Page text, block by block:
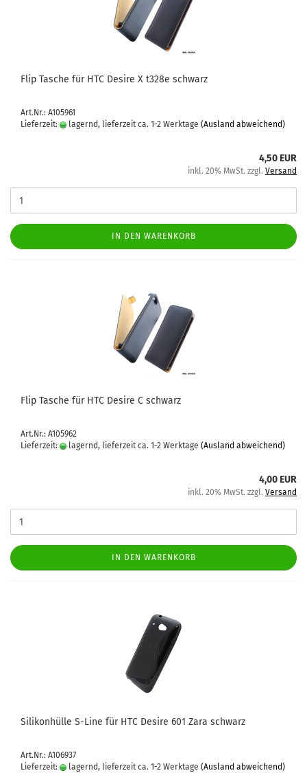
Flip Ta­sche für HTC De­si­re X t328e schwarz
Art.Nr.: A105961
Lieferzeit:
lagernd, lieferzeit ca. 1-2 Werktage (Ausland abweichend)
4,50 EUR
inkl. 20% MwSt. zzgl. Versand
IN DEN WARENKORB
Flip Ta­sche für HTC De­si­re C schwarz
Art.Nr.: A105962
Lieferzeit:
lagernd, lieferzeit ca. 1-2 Werktage (Ausland abweichend)
4,00 EUR
inkl. 20% MwSt. zzgl. Versand
IN DEN WARENKORB
Si­li­kon­hül­le S-​Line für HTC De­si­re 601 Zara schwarz
Art.Nr.: A106937
Lieferzeit:
lagernd, lieferzeit ca. 1-2 Werktage (Ausland abweichend)